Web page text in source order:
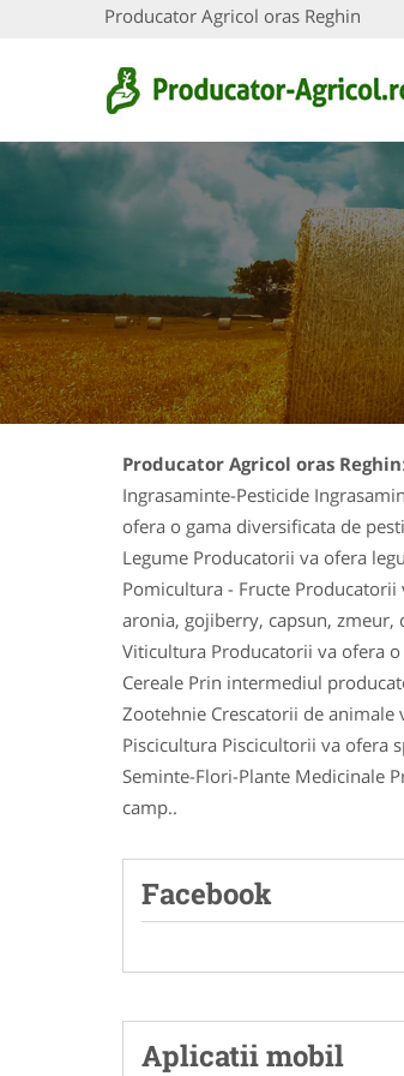
Producator Agricol oras Reghin
Producator Agricol oras Reghin:
Ingrasaminte-Pesticide
ofera o gama diversificata de
Legume Producatorii va ofera
Pomicultura - Fructe
aronia, gojiberry, capsun, zmeur,
Viticultura Producatorii va ofera
Cereale Prin intermediul
Zootehnie Crescatorii de animale
Piscicultura Piscicultorii va ofera
Seminte-Flori-Plante Medicinale
camp..
Facebook
Aplicatii mobil